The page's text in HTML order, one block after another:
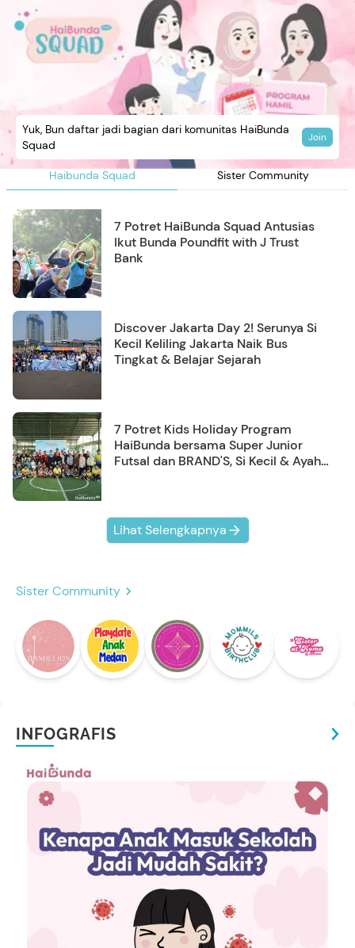
Haibunda Squad Sister Community
Yuk, Bun daftar jadi bagian dari komunitas HaiBunda
Squad
Join
7 Potret HaiBunda Squad Antusias
Ikut Bunda Poundfit with J Trust
Bank
Discover Jakarta Day 2! Serunya Si
Kecil Keliling Jakarta Naik Bus
Tingkat & Belajar Sejarah
7 Potret Kids Holiday Program
HaiBunda bersama Super Junior
Futsal dan BRAND'S, Si Kecil & Ayah
Lihat Selengkapnya
Sister Community
INFOGRAFIS